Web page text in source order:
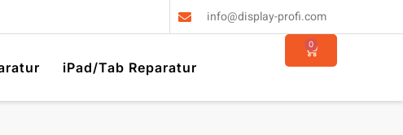
info@display-profi.com
iPad/Tab Reparatur
0